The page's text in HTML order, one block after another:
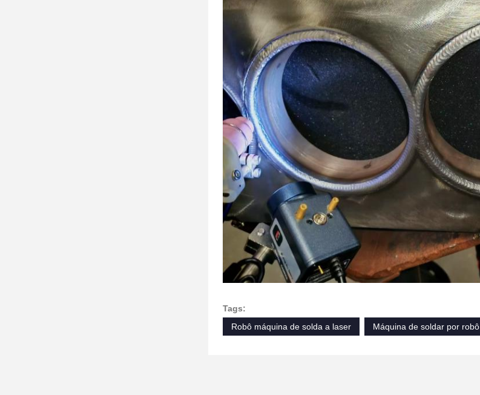
Tags:
Robô máquina de solda a laser
Máquina de soldar por robô